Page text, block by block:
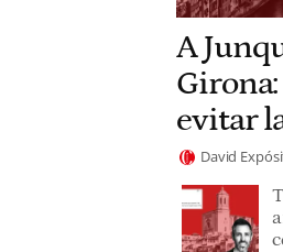
A
evitar
David